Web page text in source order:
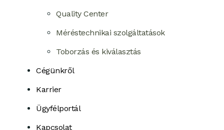
Quality Center
Méréstechnikai szolgáltatások
Toborzás és kiválasztás
Cégünkről
Karrier
Ügyfélportál
Kapcsolat